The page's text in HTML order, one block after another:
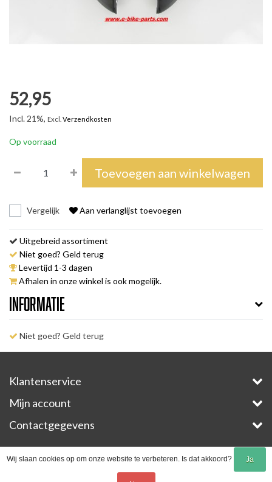
52,95
Incl. 21%, Excl. Verzendkosten
Op voorraad
Toevoegen aan winkelwagen
Vergelijk Aan verlanglijst toevoegen
Uitgebreid assortiment
Niet goed? Geld terug
Levertijd 1-3 dagen
Afhalen in onze winkel is ook mogelijk.
Informatie
Niet goed? Geld terug
Klantenservice
Mijn account
Contactgegevens
InStijl Media
Wij slaan cookies op om onze website te verbeteren. Is dat akkoord? Ja